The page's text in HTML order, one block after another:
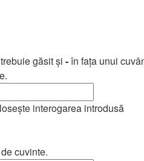
găsit şi -în faţa unui
interogarea introdusă
cuvinte.